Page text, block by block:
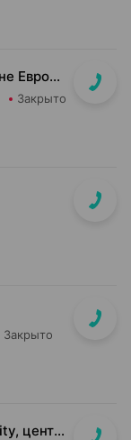
ул. Есенина, д. 76-1 (ТЦ Maximus, в м-не Евроопт Super)
Закрыто
Закрыто
ул. Притыцкого, д. 156/1-1 (ТЦ GreenCity, центральный вход со стороны метро)